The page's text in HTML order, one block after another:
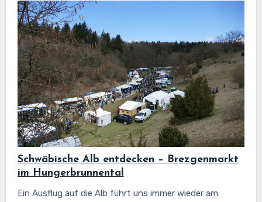
Schwäbische Alb entdecken – Brezgenmarkt
im Hungerbrunnental
Ein Ausflug auf die Alb führt uns immer wieder am